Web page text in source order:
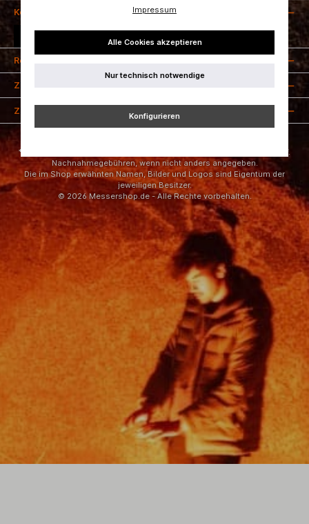
Kontakt
Rechtliches
Zahlungsarten
Zertifizierung
* Alle Preise inkl. gesetzl. Mehrwertsteuer zzgl.
und ggf.
Nachnahmegebühren, wenn nicht anders angegeben.
Die im Shop erwähnten Namen, Bilder und Logos sind Eigentum der
jeweiligen Besitzer.
© 2026 Messershop.de - Alle Rechte vorbehalten.
Impressum
Alle Cookies akzeptieren
Nur technisch notwendige
Konfigurieren